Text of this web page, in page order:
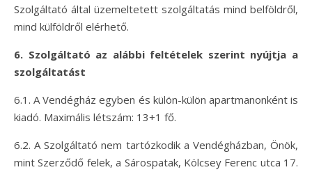
Szolgáltató által üzemeltetett szolgáltatás mind belföldről,
mind külföldről elérhető.
6. Szolgáltató az alábbi feltételek szerint nyújtja a
szolgáltatást
6.1. A Vendégház egyben és külön-külön apartmanonként is
kiadó. Maximális létszám: 13+1 fő.
6.2. A Szolgáltató nem tartózkodik a Vendégházban, Önök,
mint Szerződő felek, a Sárospatak, Kölcsey Ferenc utca 17.